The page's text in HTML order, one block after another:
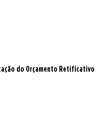
do Orçamento Retificativo